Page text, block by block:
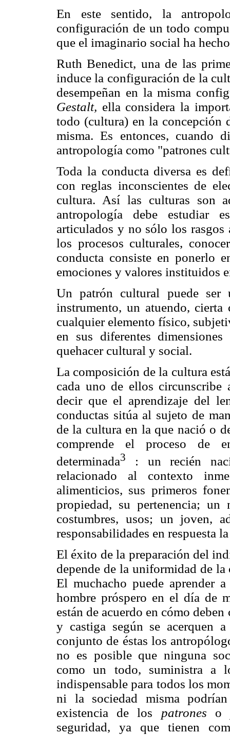
En este sentido, la
configuración de un todo
que el imaginario social ha
Ruth Benedict, una de las
induce la configuración de la
desempeñan en la misma
Gestalt, ella considera la
todo (cultura) en la concepción
misma. Es entonces, cuando
antropología como "patrones
Toda la conducta diversa es
con reglas inconscientes de
cultura. Así las culturas son
antropología debe estudiar
articulados y no sólo los rasgos
los procesos culturales,
conducta consiste en ponerlo
emociones y valores instituidos
Un patrón cultural puede
instrumento, un atuendo,
cualquier elemento físico,
en sus diferentes
quehacer cultural y social.
La composición de la cultura
cada uno de ellos
decir que el aprendizaje del
conductas sitúa al sujeto de
de la cultura en la que nació o
comprende el proceso de
determinada3
: un recién
relacionado al contexto
alimenticios, sus primeros
propiedad, su pertenencia; un
costumbres, usos; un joven,
responsabilidades en respuesta
El éxito de la preparación del
depende de la uniformidad de
El muchacho puede aprender
hombre próspero en el día de
están de acuerdo en cómo
y castiga según se acerquen
conjunto de éstas los
no es posible que ninguna
como un todo, suministra a
indispensable para todos los
ni la sociedad misma
existencia de los patrones o
seguridad, ya que tienen